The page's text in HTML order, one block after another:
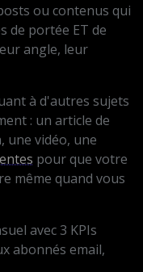
ou contenus qui
de portée ET de
angle, leur
à d'autres sujets
: un article de
une vidéo, une
pour que votre
même quand vous
avec 3 KPIs
abonnés email,